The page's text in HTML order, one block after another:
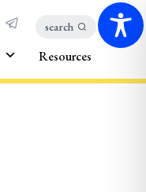
search
Resources